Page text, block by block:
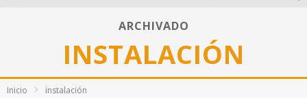
Di Martini: fotografía boudoir y empoderamiento femenino
Fotógrafos mexicanos de Postal 5.6 brillan como finalistas del Concurso Nacional de Fotografía Cuartoscuro 2026
ARCHIVADO
INSTALACIÓN
Inicio instalación